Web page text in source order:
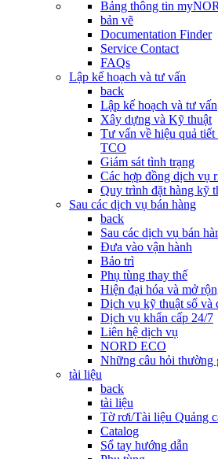
Bảng thông tin
bản vẽ
Documentation Finder
Service Contact
FAQs
Lập kế hoạch và tư vấn
back
Lập kế hoạch và tư vấn
Xây dựng và Kỹ thuật
Tư vấn về hiệu quả
TCO
Giám sát tình trạng
Các hợp đồng dịch vụ
Quy trình đặt hàng kỹ
Sau các dịch vụ bán hàng
back
Sau các dịch vụ bán
Đưa vào vận hành
Bảo trì
Phụ tùng thay thế
Hiện đại hóa và mở
Dịch vụ kỹ thuật số và
Dịch vụ khẩn cấp 24/7
Liên hệ dịch vụ
NORD ECO
Những câu hỏi thường
tài liệu
back
tài liệu
Tờ rơi/Tài liệu Quảng
Catalog
Sổ tay hướng dẫn